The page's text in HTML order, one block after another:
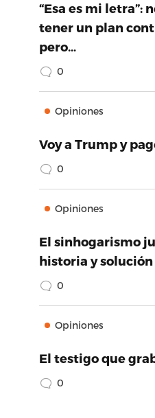
“Esa es mi letra”:
tener un plan
pero…
0
Opiniones
Voy a Trump y
0
Opiniones
El sinhogarismo
historia y solución
0
Opiniones
El testigo que
0